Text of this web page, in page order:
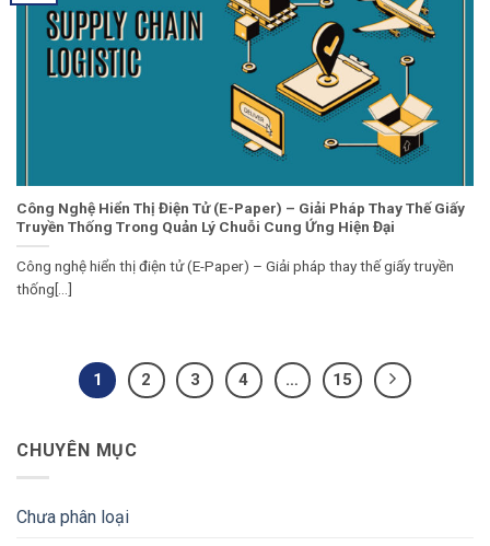
Công Nghệ Hiển Thị Điện Tử (E-Paper) – Giải Pháp Thay Thế Giấy
Truyền Thống Trong Quản Lý Chuỗi Cung Ứng Hiện Đại
Công nghệ hiển thị điện tử (E-Paper) – Giải pháp thay thế giấy truyền
thống[...]
1 2 3 4 … 15
CHUYÊN MỤC
Chưa phân loại